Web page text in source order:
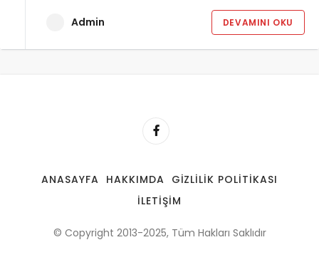
Admin DEVAMINI OKU
ANASAYFA HAKKIMDA GIZLILIK POLITIKASI
İLETIŞIM
© Copyright 2013-2025, Tüm Hakları Saklıdır